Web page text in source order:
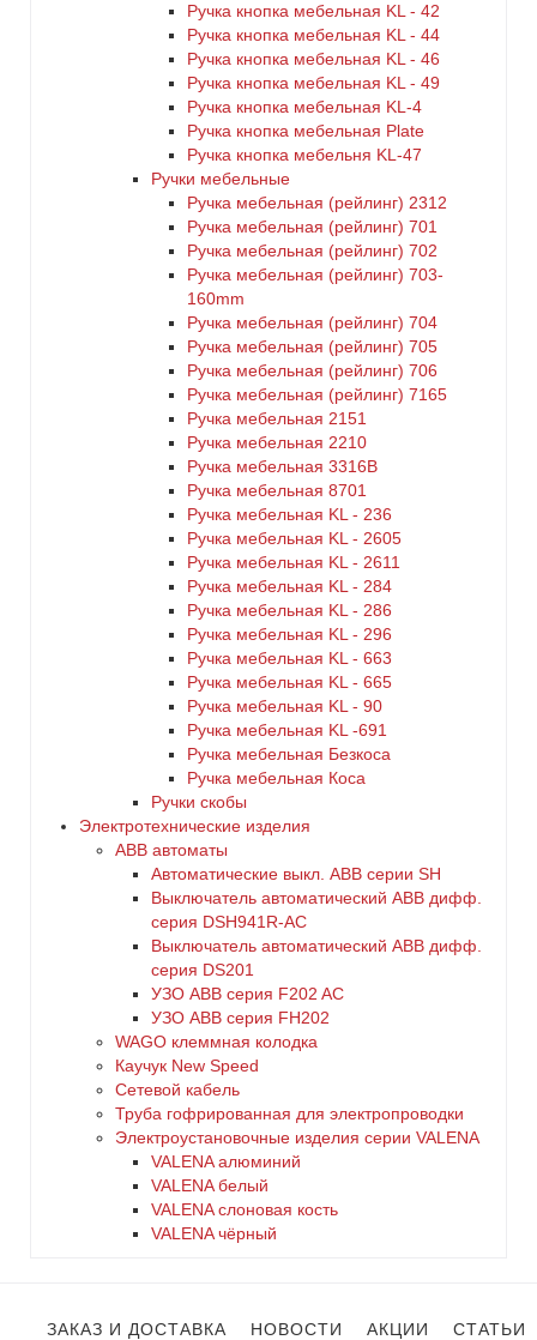
Ручка кнопка мебельная KL - 42
Ручка кнопка мебельная KL - 44
Ручка кнопка мебельная KL - 46
Ручка кнопка мебельная KL - 49
Ручка кнопка мебельная KL-4
Ручка кнопка мебельная Plate
Ручка кнопка мебельня KL-47
Ручки мебельные
Ручка мебельная (рейлинг) 2312
Ручка мебельная (рейлинг) 701
Ручка мебельная (рейлинг) 702
Ручка мебельная (рейлинг) 703-
160mm
Ручка мебельная (рейлинг) 704
Ручка мебельная (рейлинг) 705
Ручка мебельная (рейлинг) 706
Ручка мебельная (рейлинг) 7165
Ручка мебельная 2151
Ручка мебельная 2210
Ручка мебельная 3316B
Ручка мебельная 8701
Ручка мебельная KL - 236
Ручка мебельная KL - 2605
Ручка мебельная KL - 2611
Ручка мебельная KL - 284
Ручка мебельная KL - 286
Ручка мебельная KL - 296
Ручка мебельная KL - 663
Ручка мебельная KL - 665
Ручка мебельная KL - 90
Ручка мебельная KL -691
Ручка мебельная Безкоса
Ручка мебельная Коса
Ручки скобы
Электротехнические изделия
ABB автоматы
Автоматические выкл. ABB серии SH
Выключатель автоматический ABB дифф.
серия DSH941R-AC
Выключатель автоматический АВВ дифф.
серия DS201
УЗО ABB серия F202 AC
УЗО АВВ серия FH202
WAGO клеммная колодка
Каучук New Speed
Сетевой кабель
Труба гофрированная для электропроводки
Электроустановочные изделия серии VALENA
VALENA алюминий
VALENA белый
VALENA слоновая кость
VALENA чёрный
ЗАКАЗ И ДОСТАВКА НОВОСТИ АКЦИИ СТАТЬИ